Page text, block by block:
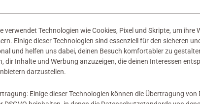
verwendet Technologien wie Cookies, Pixel und Skripte, um ihre
Einige dieser Technologien sind essenziell für den sicheren
und helfen uns dabei, deinen Besuch komfortabler zu
dir Inhalte und Werbung anzuzeigen, die deinen Interessen
darzustellen.
Einige dieser Technologien können die Übertragung